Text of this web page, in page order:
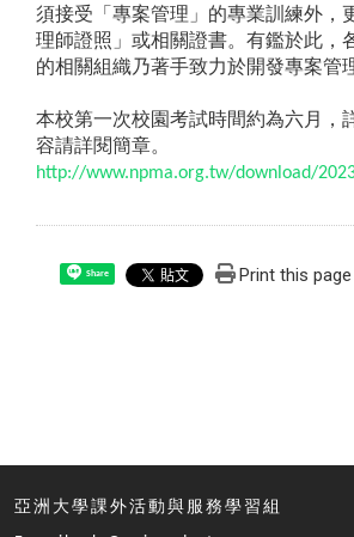
須接受「專案管理」的專業訓練外，
理師證照」或相關證書。有鑑於此，
的相關組織乃著手致力於開發專案管
本校第一次校園考試時間約為六月，
容請詳閱簡章。
http://www.npma.org.tw/download/
Share Print this page
亞洲大學課外活動與服務學習組